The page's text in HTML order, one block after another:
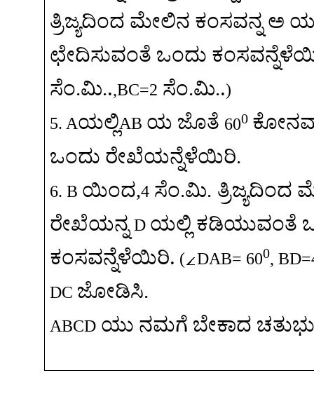
ತ್ರಿಜ್ಯದಿಂದ ಮೇಲಿನ ಕಂಸವನ್ನ ಅ
ಛೇದಿಸುವಂತೆ ಒಂದು
ಸೆಂ.ಮಿ..,BC=2 ಸೆಂ.ಮಿ..)
5. Aಯಲ್ಲಿAB ಯ ಜೊತೆ 600
ಒಂದು ರೇಖೆಯನ್ನೆಳೆಯಿರಿ.
6. B ಯಿಂದ,4 ಸೆಂ.ಮಿ. ತ್ರಿಜ್ಯದಿಂದ
ರೇಖೆಯನ್ನ D ಯಲ್ಲಿ ಕಡಿಯುವಂತೆ
ಕಂಸವನ್ನೆಳೆಯಿರಿ. ( DAB= 600,
DC ಜೋಡಿಸಿ.
ABCD ಯು ನಮಗೆ ಬೇಕಾದ